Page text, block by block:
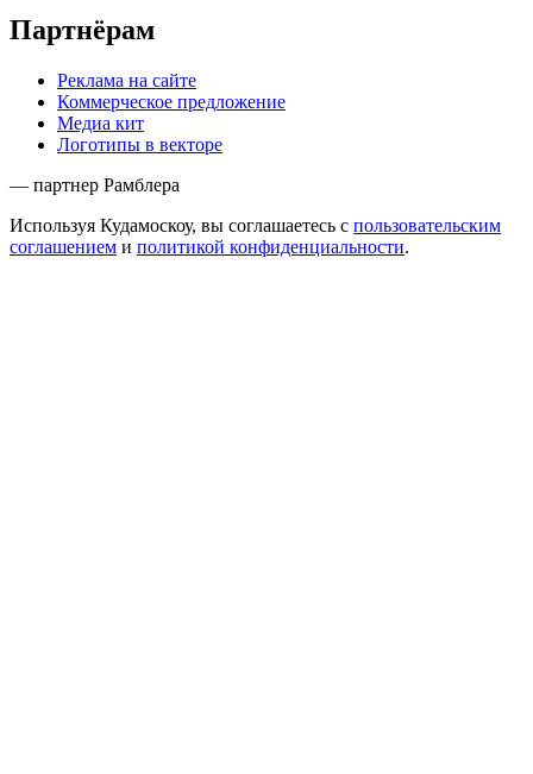
Партнёрам
Реклама на сайте
Коммерческое предложение
Медиа кит
Логотипы в векторе
— партнер Рамблера
Используя Кудамоскоу, вы соглашаетесь с пользовательским
соглашением и политикой конфиденциальности.